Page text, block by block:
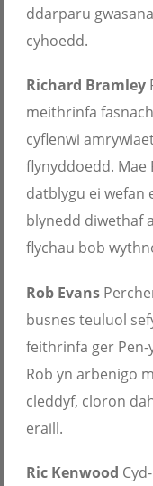
ddarparu
cyhoedd.
Richard Bramley
meithrinfa
cyflenwi
flynyddoedd. Mae
datblygu ei wefan
blynedd diwethaf
flychau bob
Rob Evans
busnes teuluol
feithrinfa ger Pen-
Rob yn arbenigo
cleddyf, cloron
eraill.
Ric Kenwood